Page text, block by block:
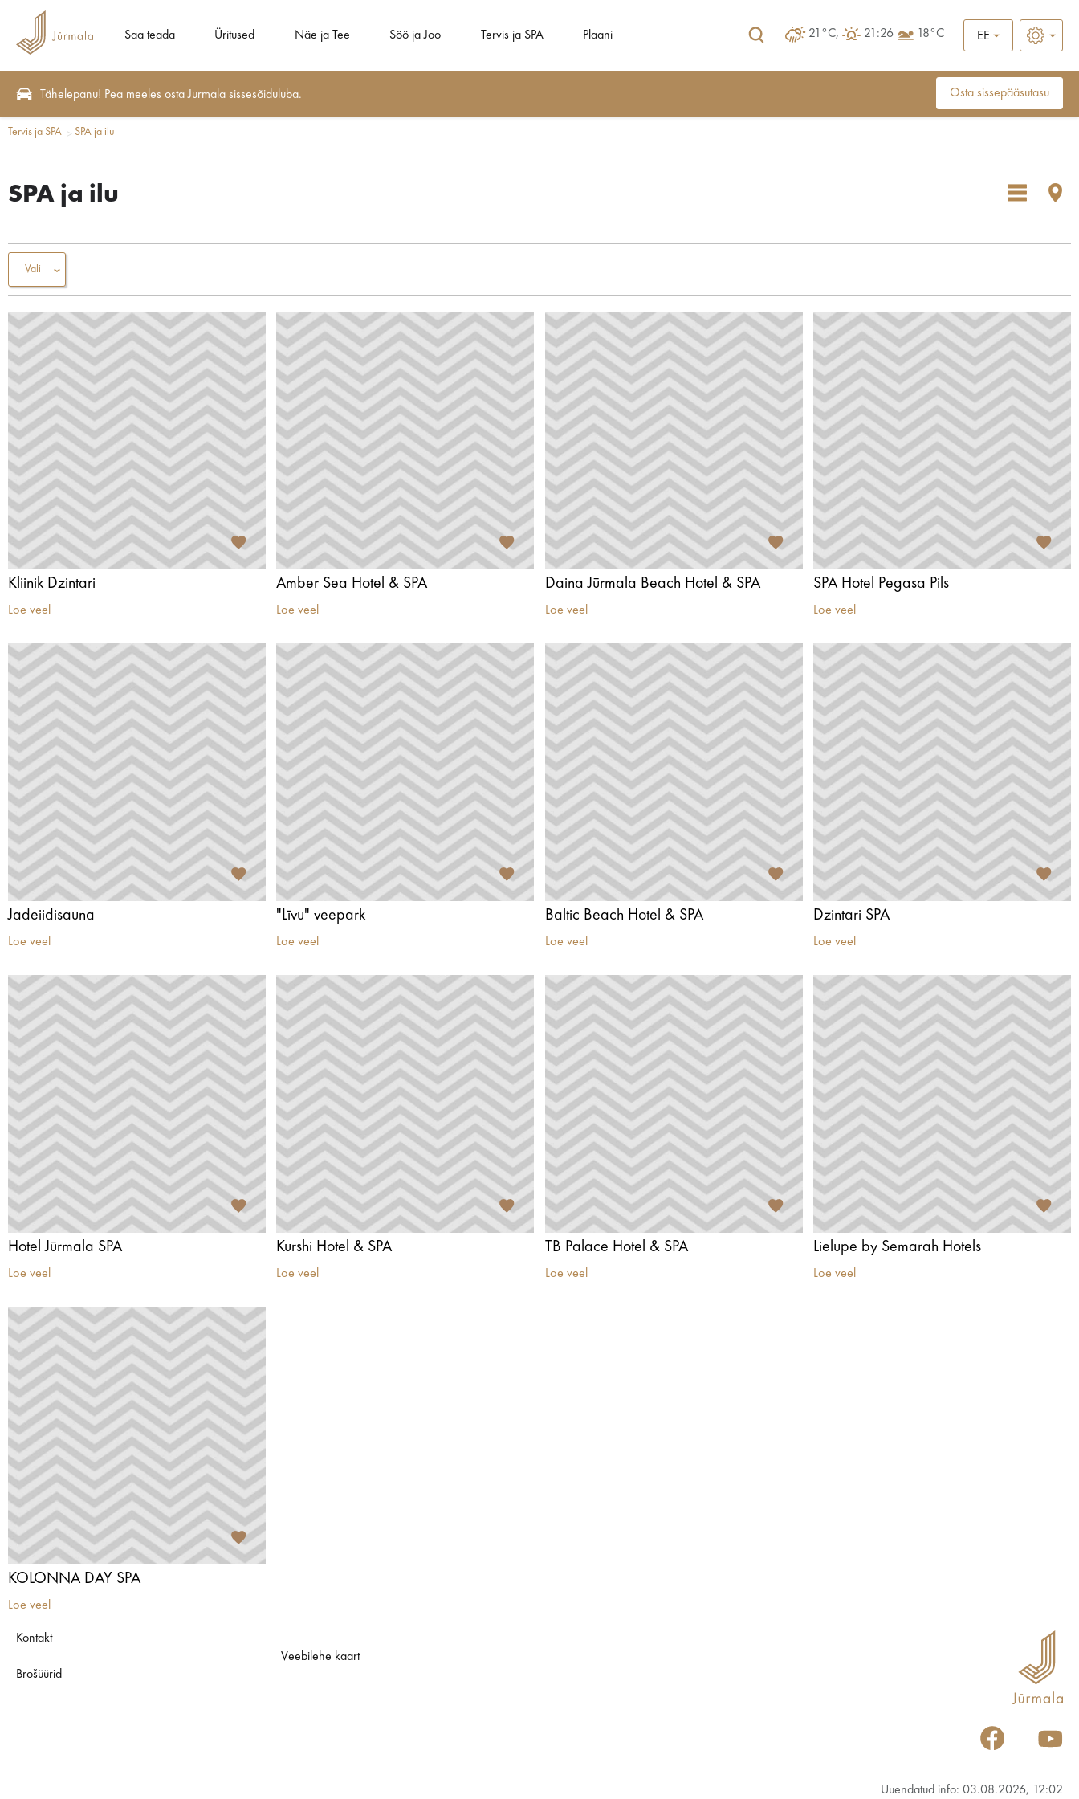
Saa teada Üritused Näe ja Tee Söö ja Joo Tervis ja SPA Plaani 21°C, 21:26 18°C EE
Tähelepanu! Pea meeles osta Jurmala sissesõiduluba. Osta sissepääsutasu
Tervis ja SPA SPA ja ilu
SPA ja ilu
Vali
Kliinik Dzintari
Loe veel
Amber Sea Hotel & SPA
Loe veel
Daina Jūrmala Beach Hotel & SPA
Loe veel
SPA Hotel Pegasa Pils
Loe veel
Jadeiidisauna
Loe veel
"Līvu" veepark
Loe veel
Baltic Beach Hotel & SPA
Loe veel
Dzintari SPA
Loe veel
Hotel Jūrmala SPA
Loe veel
Kurshi Hotel & SPA
Loe veel
TB Palace Hotel & SPA
Loe veel
Lielupe by Semarah Hotels
Loe veel
KOLONNA DAY SPA
Loe veel
Kontakt
Brošüürid
Veebilehe kaart
Uuendatud info: 03.08.2026, 12:02